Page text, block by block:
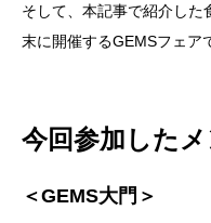
そして、本記事で紹介した
末に開催するGEMSフェア
今回参加した
＜GEMS大門＞